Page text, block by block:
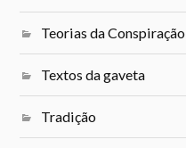
Teorias da Conspiração
Textos da gaveta
Tradição